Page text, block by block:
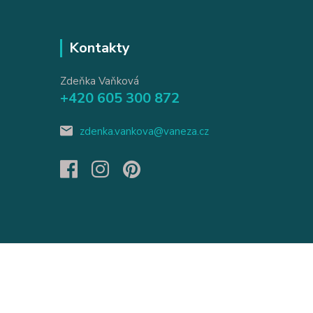
Kontakty
Zdeňka Vaňková
+420 605 300 872
zdenka.vankova@vaneza.cz